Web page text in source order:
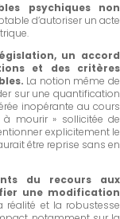
psychiques non
d’autoriser un acte
un accord
et des critères
La notion même de
sur une quantification
inopérante au cours
à mourir » sollicitée de
explicitement le
être reprise sans en
du recours aux
une modification
réalité et la robustesse